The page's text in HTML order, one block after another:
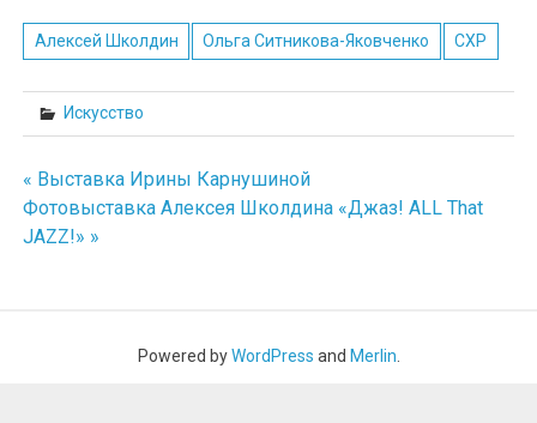
Алексей Школдин Ольга Ситникова-Яковченко СХР
Искусство
Навигация
по
« Выставка Ирины Карнушиной
Фотовыставка Алексея Школдина «Джаз! ALL That
JAZZ!» »
Powered byWordPress and Merlin